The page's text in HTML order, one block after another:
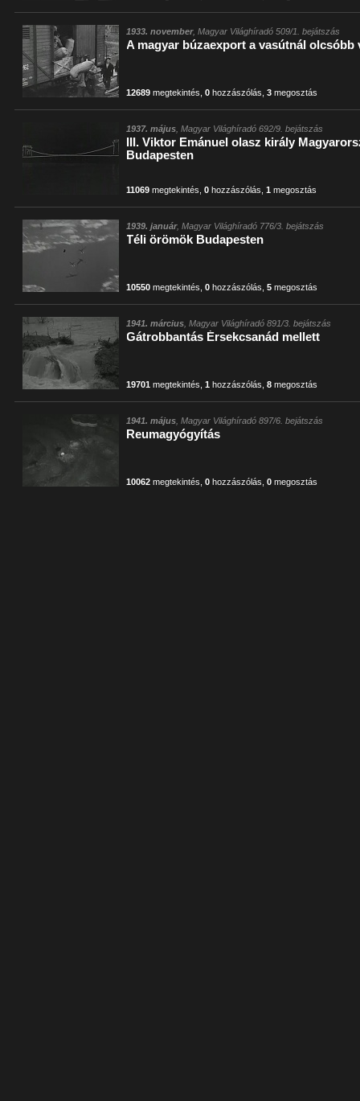
1933. november, Magyar Világhíradó 509/1. bejátszás
A magyar búzaexport a vasútnál olcsóbb
12689 megtekintés ,0 hozzászólás ,3 megosztás
1937. május , Magyar Világhíradó 692/9. bejátszás
III. Viktor Emánuel olasz király
Budapesten
11069 megtekintés ,0 hozzászólás ,1 megosztás
1939. január, Magyar Világhíradó 776/3. bejátszás
Téli örömök Budapesten
10550 megtekintés ,0 hozzászólás ,5 megosztás
1941. március , Magyar Világhíradó 891/3. bejátszás
Gátrobbantás Érsekcsanád mellett
19701 megtekintés ,1 hozzászólás ,8 megosztás
1941. május , Magyar Világhíradó 897/6. bejátszás
Reumagyógyítás
10062 megtekintés ,0 hozzászólás ,0 megosztás